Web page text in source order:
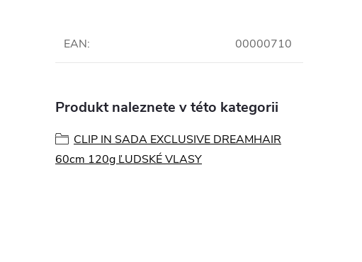
EAN: 00000710
Produkt naleznete v této kategorii
CLIP IN SADA EXCLUSIVE DREAMHAIR
60cm 120g ĽUDSKÉ VLASY